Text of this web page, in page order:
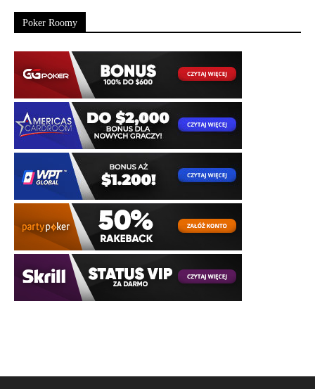
Poker Roomy